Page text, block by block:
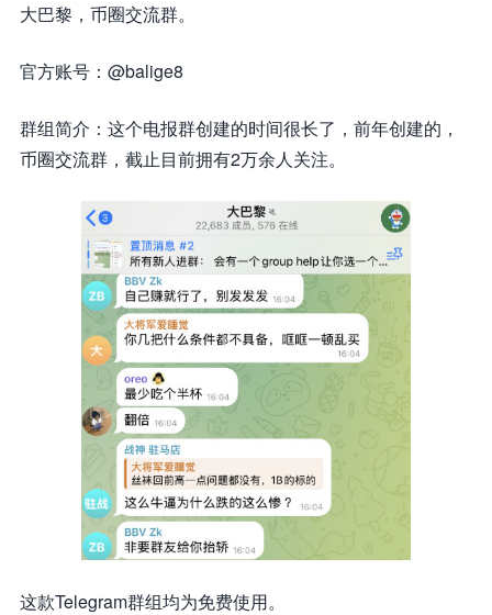
大巴黎，币圈交流群。
官方账号：@balige8
群组简介：这个电报群创建的时间很长了，前年创建的，
币圈交流群，截止目前拥有2万余人关注。
这款Telegram群组均为免费使用。